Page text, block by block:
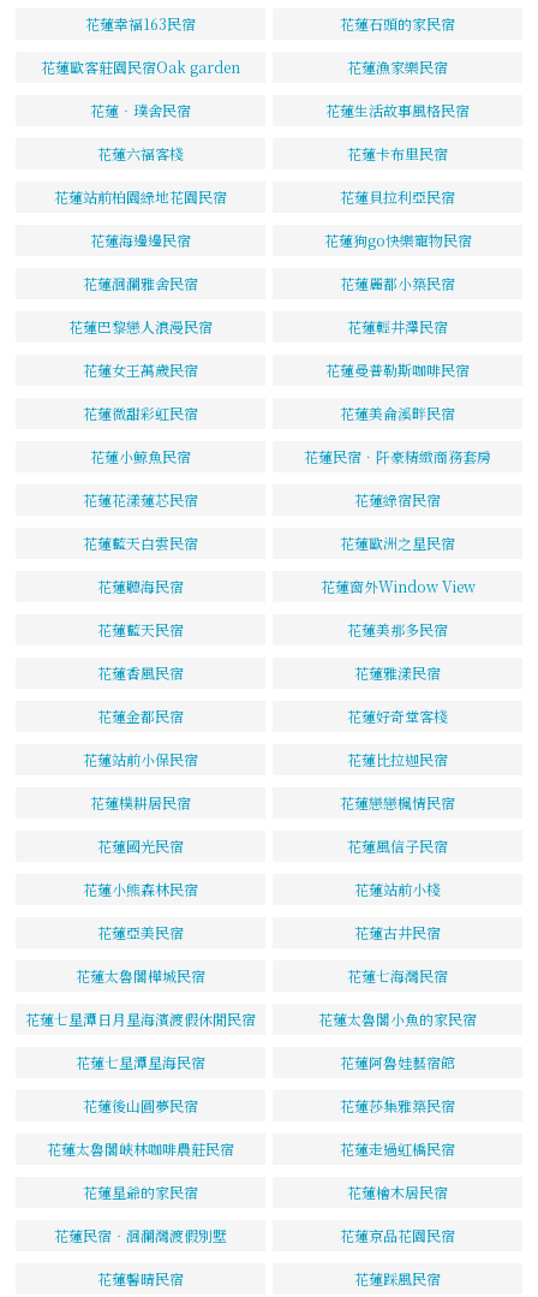
花蓮幸福163民宿 花蓮石頭的家民宿
花蓮歐客莊園民宿Oak garden 花蓮漁家樂民宿
花蓮‧璞舍民宿 花蓮生活故事風格民宿
花蓮六福客棧 花蓮卡布里民宿
花蓮站前柏園綠地花園民宿 花蓮貝拉利亞民宿
花蓮海邊邊民宿 花蓮狗go快樂寵物民宿
花蓮洄瀾雅舍民宿 花蓮麗都小築民宿
花蓮巴黎戀人浪漫民宿 花蓮輕井澤民宿
花蓮女王萬歲民宿 花蓮曼普勒斯咖啡民宿
花蓮微甜彩虹民宿 花蓮美侖溪畔民宿
花蓮小鯨魚民宿 花蓮民宿．阡豪精緻商務套房
花蓮花漾蓮芯民宿 花蓮綠宿民宿
花蓮藍天白雲民宿 花蓮歐洲之星民宿
花蓮聽海民宿 花蓮窗外Window View
花蓮藍天民宿 花蓮美那多民宿
花蓮香風民宿 花蓮雅漾民宿
花蓮金都民宿 花蓮好奇堂客棧
花蓮站前小保民宿 花蓮比拉迦民宿
花蓮樸耕居民宿 花蓮戀戀楓情民宿
花蓮國光民宿 花蓮風信子民宿
花蓮小熊森林民宿 花蓮站前小棧
花蓮亞美民宿 花蓮古井民宿
花蓮太魯閣樺城民宿 花蓮七海灣民宿
花蓮七星潭日月星海濱渡假休閒民宿 花蓮太魯閣小魚的家民宿
花蓮七星潭星海民宿 花蓮阿魯娃藝宿館
花蓮後山圓夢民宿 花蓮莎集雅築民宿
花蓮太魯閣峽林咖啡農莊民宿 花蓮走過虹橋民宿
花蓮星爺的家民宿 花蓮檜木居民宿
花蓮民宿‧洄瀾灣渡假別墅 花蓮京品花園民宿
花蓮馨晴民宿 花蓮踩風民宿